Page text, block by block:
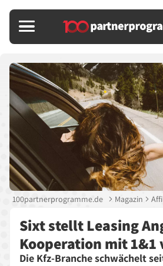
100partnerprogramme.de Magazin
Sixt stellt Leasing
Kooperation mit 1&1
Die Kfz-Branche schwächelt